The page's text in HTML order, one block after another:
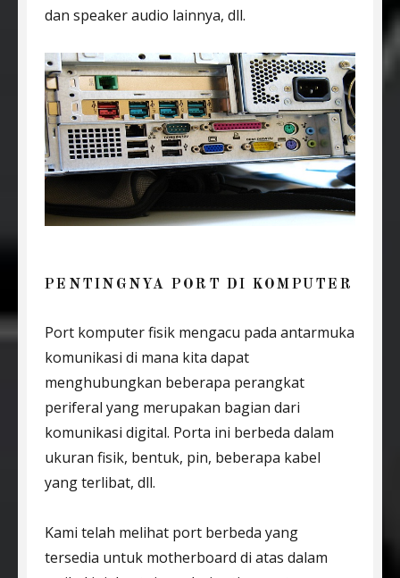
dan speaker audio lainnya, dll.
PENTINGNYA PORT DI KOMPUTER
Port komputer fisik mengacu pada antarmuka
komunikasi di mana kita dapat
menghubungkan beberapa perangkat
periferal yang merupakan bagian dari
komunikasi digital. Porta ini berbeda dalam
ukuran fisik, bentuk, pin, beberapa kabel
yang terlibat, dll.
Kami telah melihat port berbeda yang
tersedia untuk motherboard di atas dalam